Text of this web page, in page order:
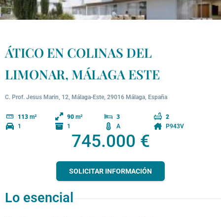
ÁTICO EN COLINAS DEL
LIMONAR, MÁLAGA ESTE
C. Prof. Jesus Marin, 12, Málaga-Este, 29016 Málaga, España
113 m² 90 m² 3
2
1
1 A P943V
745.000 €
SOLICITAR INFORMACIÓN
Lo esencial